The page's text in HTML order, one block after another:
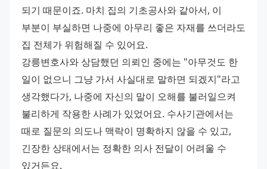
되기 때문이죠. 마치 집의 기초공사와 같아서, 이
부분이 부실하면 나중에 아무리 좋은 자재를 쓰더라도
집 전체가 위험해질 수 있어요.
강릉변호사와 상담했던 의뢰인 중에는 "아무것도 한
일이 없으니 그냥 가서 사실대로 말하면 되겠지"라고
생각했다가, 나중에 자신의 말이 오해를 불러일으켜
불리하게 작용한 사례가 있었어요. 수사기관에서는
때로 질문의 의도나 맥락이 명확하지 않을 수 있고,
긴장한 상태에서는 정확한 의사 전달이 어려울 수
있거든요.